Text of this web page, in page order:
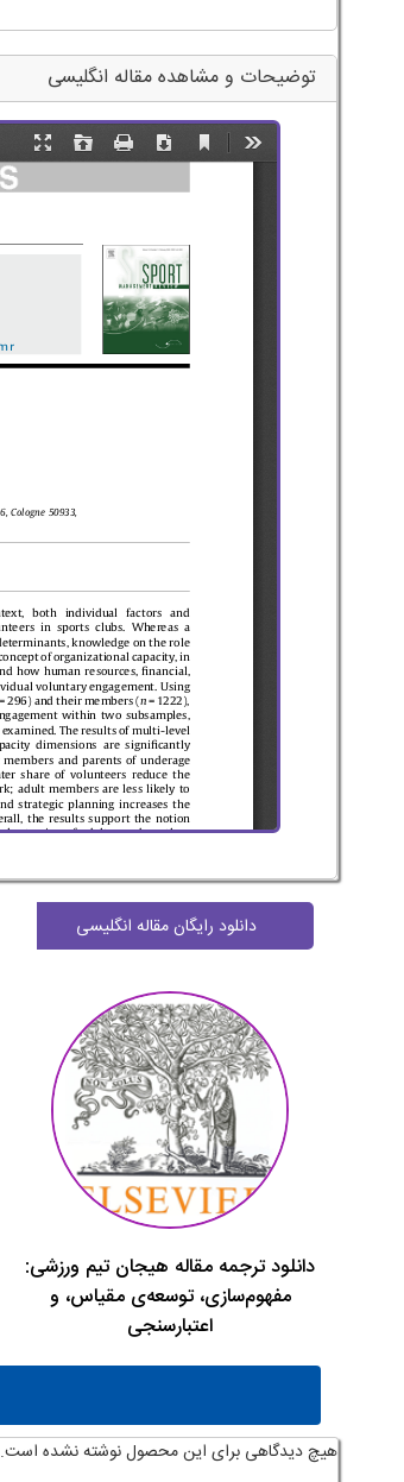
توضیحات و مشاهده مقاله انگلیسی
دانلود رایگان مقاله انگلیسی
دانلود ترجمه مقاله هیجان تیم ورزشی:
مفهوم‌سازی، توسعه‌ی مقیاس، و
اعتبارسنجی
هیچ دیدگاهی برای این محصول نوشته نشده است.